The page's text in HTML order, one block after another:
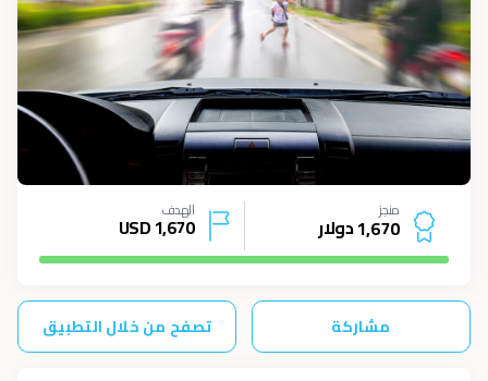
منجز
1,670 دولار
الهدف
1,670
USD
مشاركة تصفح من خلال التطبيق